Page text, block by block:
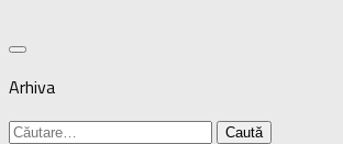
Arhiva
Caută